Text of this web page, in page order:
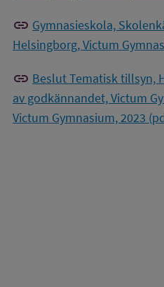
link Gymnasieskola,
Helsingborg, Victum
link Beslut Tematisk tillsyn,
av godkännandet, Victum
Victum Gymnasium, 2023